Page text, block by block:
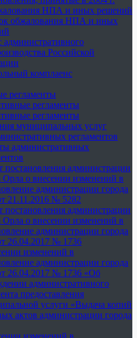
НПА и иных решений
обжалования НПА и иных
административного
Российской
комплаенс
регламенты
регламенты
регламенты
муниципальных услуг
регламентов
административных
постановления администрации
Орла о внесении изменений в
администрации города
21.11.2016 № 5282
постановления администрации
Орла о внесении изменений в
администрации города
26.04.2017 № 1736
изменений в
администрации города
26.04.2017 № 1736 «Об
административного
предоставления
услуги «Выдача копий
актов администрации города
изменений в